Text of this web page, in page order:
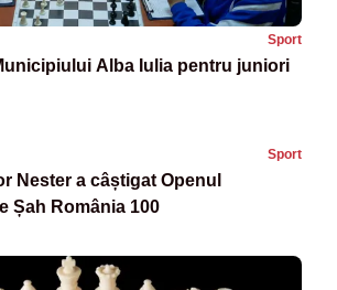
Sport
Alba Iulia pentru juniori
Sport
Nester a câștigat Openul
Șah România 100